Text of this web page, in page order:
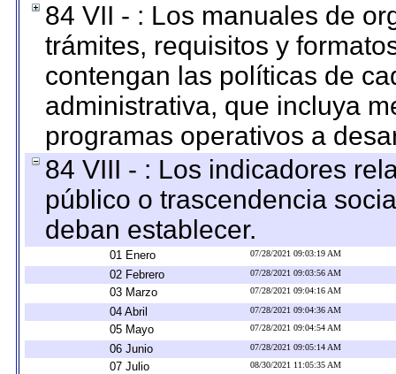
84 VII - : Los manuales de
trámites, requisitos y
contengan las políticas de
administrativa, que incluya
programas operativos a
84 VIII - : Los indicadores
público o trascendencia
deban establecer.
01 Enero 07/28/2021 09:03:19 AM
02 Febrero 07/28/2021 09:03:56 AM
03 Marzo 07/28/2021 09:04:16 AM
04 Abril 07/28/2021 09:04:36 AM
05 Mayo 07/28/2021 09:04:54 AM
06 Junio 07/28/2021 09:05:14 AM
07 Julio 08/30/2021 11:05:35 AM